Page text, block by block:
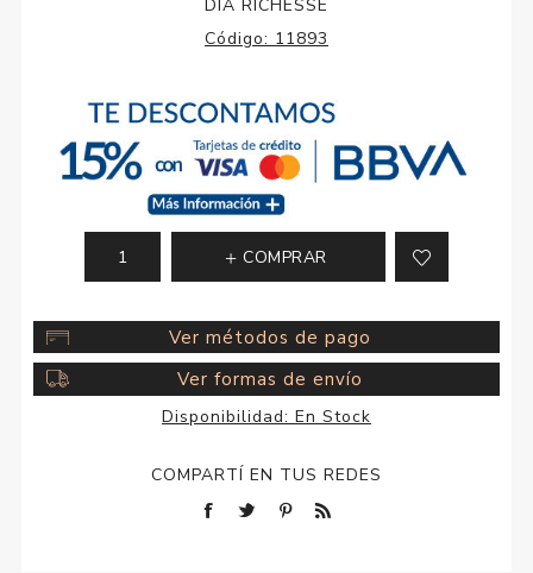
DÍA RICHESSE
Código: 11893
COMPRAR
Ver métodos de pago
Ver formas de envío
Disponibilidad: En Stock
COMPARTÍ EN TUS REDES